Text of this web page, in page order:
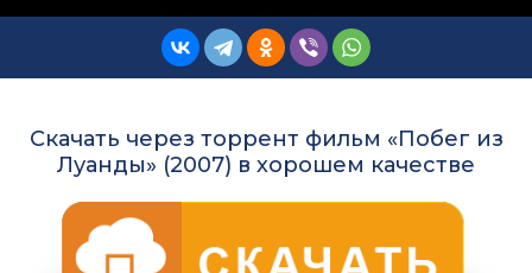
Скачать через торрент фильм «Побег из
Луанды» (2007) в хорошем качестве